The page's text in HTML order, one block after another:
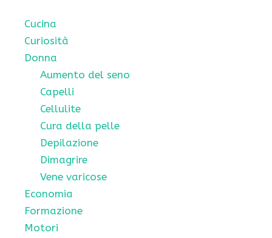
Cucina
Curiosità
Donna
Aumento del seno
Capelli
Cellulite
Cura della pelle
Depilazione
Dimagrire
Vene varicose
Economia
Formazione
Motori